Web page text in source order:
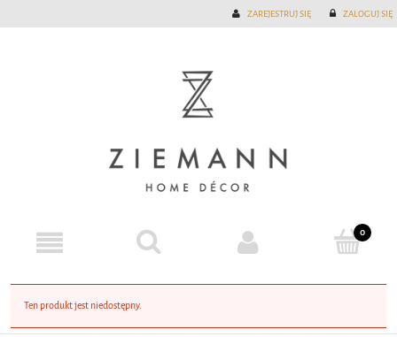
ZAREJESTRUJ SIĘ ZALOGUJ SIĘ
Ten produkt jest niedostępny.